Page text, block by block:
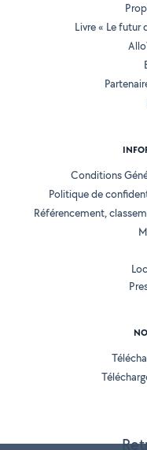
Livre « Le futur
Conditions
Politique de
Référencement,